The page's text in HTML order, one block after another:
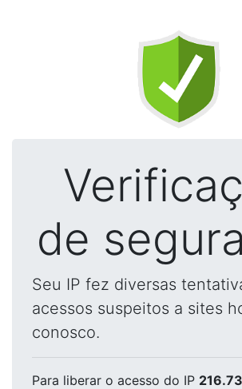
de
Seu IP fez diversas
acessos suspeitos a sites
conosco.
Para liberar o acesso do IP